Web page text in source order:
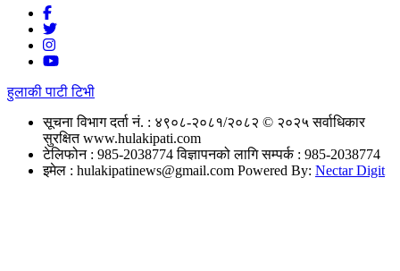
हुलाकी पाटी टिभी
सूचना विभाग दर्ता नं. : ४९०८-२०८१/२०८२ © २०२५ सर्वाधिकार
सुरक्षित www.hulakipati.com
टेलिफोन : 985-2038774विज्ञापनको लागि सम्पर्क : 985-2038774
इमेल : hulakipatinews@gmail.com Powered By: Nectar Digit